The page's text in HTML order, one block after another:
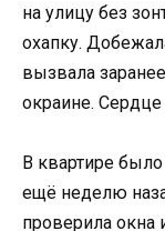
на улицу без
охапку.
вызвала
окраине.
В квартире было
ещё неделю
проверила окна